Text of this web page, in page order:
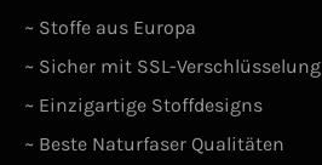
~ Stoffe aus Europa
~ Sicher mit SSL-Verschlüsselung
~ Einzigartige Stoffdesigns
~ Beste Naturfaser Qualitäten